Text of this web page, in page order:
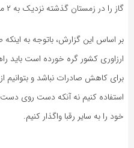
گاز را در زمستان گذشته نزدیک به ۲ میلیارد دلار تخمین زده است.
بر اساس این گزارش، باتوجه به
ارزاوری کشور گره خورده است باید
برای کاهش صادرات نباشد و
استفاده کنیم نه آنکه دست روی دست
خود را به سایر رقبا واگذار کنیم.